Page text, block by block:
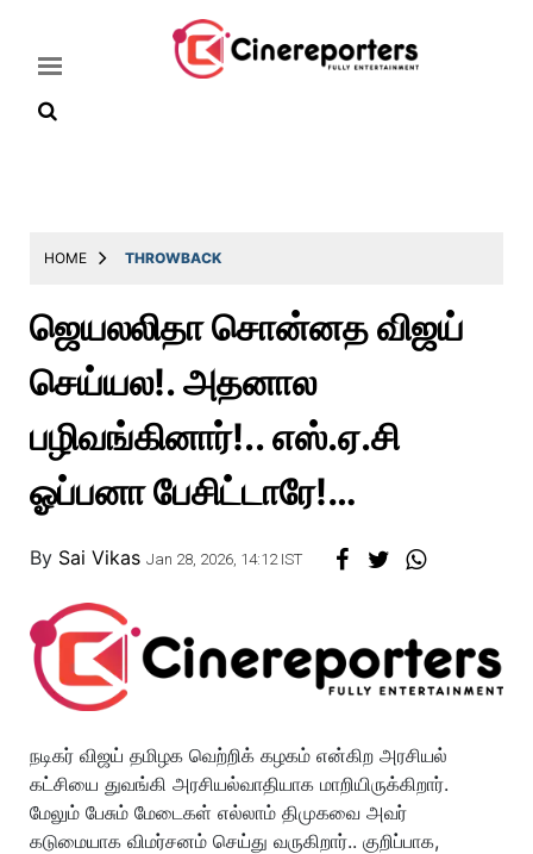
Latest
Throwback
Television
Photos
Story
HOME THROWBACK
ஜெயலலிதா சொன்னத விஜய்
செய்யல!. அதனால
பழிவங்கினார்!.. எஸ்.ஏ.சி
ஓப்பனா பேசிட்டாரே!…
By Sai Vikas Jan 28, 2026, 14:12 IST
நடிகர் விஜய் தமிழக வெற்றிக் கழகம் என்கிற அரசியல்
கட்சியை துவங்கி அரசியல்வாதியாக மாறியிருக்கிறார்.
மேலும் பேசும் மேடைகள் எல்லாம் திமுகவை அவர்
கடுமையாக விமர்சனம் செய்து வருகிறார்.. குறிப்பாக,